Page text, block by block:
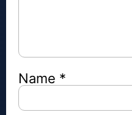
Name *